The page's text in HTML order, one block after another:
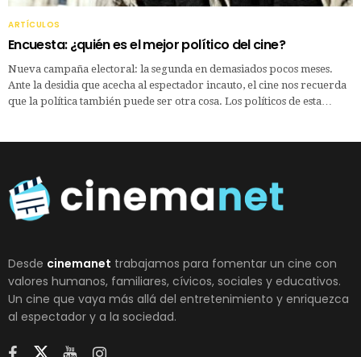
ARTÍCULOS
Encuesta: ¿quién es el mejor político del cine?
Nueva campaña electoral: la segunda en demasiados pocos meses.
Ante la desidia que acecha al espectador incauto, el cine nos recuerda
que la política también puede ser otra cosa. Los políticos de esta…
Desde cinemanet trabajamos para fomentar un cine con
valores humanos, familiares, cívicos, sociales y educativos.
Un cine que vaya más allá del entretenimiento y enriquezca
al espectador y a la sociedad.